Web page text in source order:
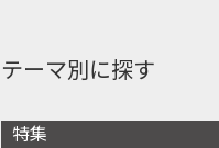
テーマ別に探す
特集